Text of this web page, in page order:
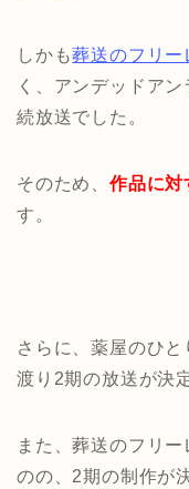
しかも葬送のフリー
く、アンデッドア
続放送でした。
そのため、 作品に対
す。
さらに、薬屋のひ
渡り2期の放送が決
また、葬送のフリ
のの、2期の制作が